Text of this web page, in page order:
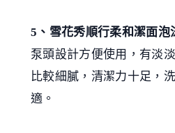
5、雪花秀順行柔和潔面泡
泵頭設計方便使用，有淡
比較細膩，清潔力十足，
適。